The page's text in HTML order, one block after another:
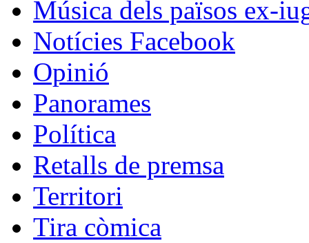
Música dels països ex-
Notícies Facebook
Opinió
Panorames
Política
Retalls de premsa
Territori
Tira còmica